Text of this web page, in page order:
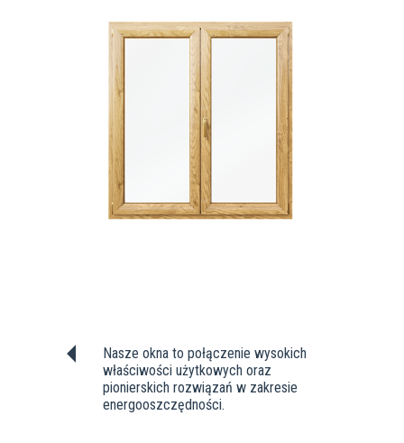
Nasze okna to połączenie wysokich
właściwości użytkowych oraz
pionierskich rozwiązań w zakresie
energooszczędności.